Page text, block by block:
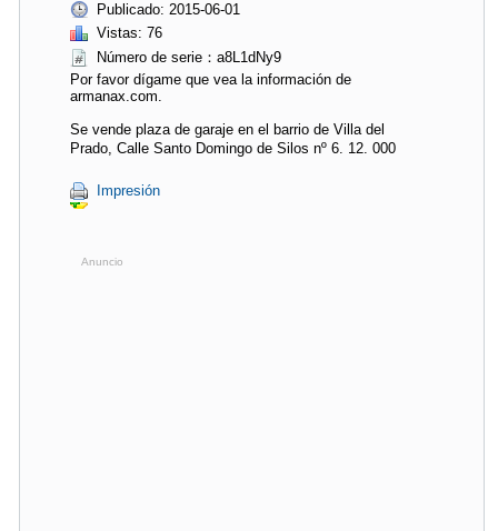
Publicado: 2015-06-01
Vistas: 76
Número de serie：a8L1dNy9
Por favor dígame que vea la información de
armanax.com.
Se vende plaza de garaje en el barrio de Villa del
Prado, Calle Santo Domingo de Silos nº 6. 12. 000
Impresión
Anuncio